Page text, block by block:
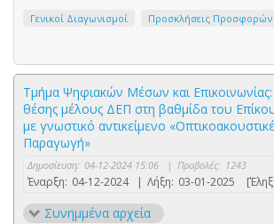
Γενικοί Διαγωνισμοί Προσκλήσεις Προσφορών
Τμήμα Ψηφιακών Μέσων και
θέσης μέλους ΔΕΠ στη βαθμίδα του
με γνωστικό αντικείμενο
Παραγωγή»
Δημοσίευση: 04-12-2024 15:06 | Προβολές: 1243
Έναρξη: 04-12-2024 | Λήξη: 03-01-2025
Συνημμένα αρχεία